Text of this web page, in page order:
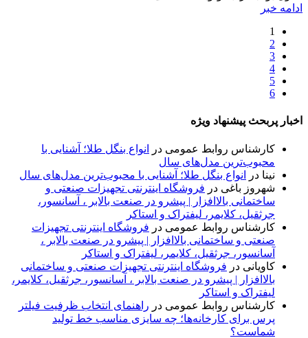
ادامه خبر
1
2
3
4
5
6
اخبار پربحث پیشنهاد ویژه
کارشناس روابط عمومی در
انواع بنگل طلا؛ آشنایی با
محبوب‌ترین مدل‌های سال
نینا در
انواع بنگل طلا؛ آشنایی با محبوب‌ترین مدل‌های سال
شهروز باغی در فروشگاه اینترنتی تجهیزات صنعتی و
ساختمانی بالاافزار | پیشرو در صنعت بالابر ، آسانسور،
جرثقیل، کلایمر، لیفتراک و استاکر
کارشناس روابط عمومی در فروشگاه اینترنتی تجهیزات
صنعتی و ساختمانی بالاافزار | پیشرو در صنعت بالابر ،
آسانسور، جرثقیل، کلایمر، لیفتراک و استاکر
کاویانی در فروشگاه اینترنتی تجهیزات صنعتی و ساختمانی
بالاافزار | پیشرو در صنعت بالابر ، آسانسور، جرثقیل، کلایمر،
لیفتراک و استاکر
کارشناس روابط عمومی در راهنمای انتخاب ظرفیت فیلتر
پرس برای کارخانه‌ها؛ چه سایزی مناسب خط تولید
شماست؟